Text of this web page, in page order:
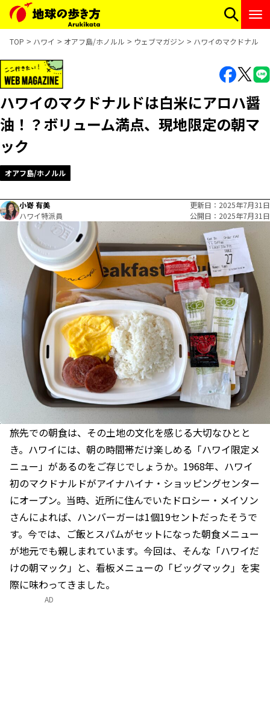
TOP ハワイ オアフ島/ホノルル ウェブマガジン ハワイのマクドナルド
ハワイのマクドナルドは白米にアロハ醤
油！？ボリューム満点、現地限定の朝マ
ック
オアフ島/ホノルル
小嵜 有美
ハワイ特派員
更新日
2025年7月31日
公開日
2025年7月31日
旅先での朝食は、その土地の文化を感じる大切なひとと
き。ハワイには、朝の時間帯だけ楽しめる「ハワイ限定メ
ニュー」があるのをご存じでしょうか。1968年、ハワイ
初のマクドナルドがアイナハイナ・ショッピングセンター
にオープン。当時、近所に住んでいたドロシー・メイソン
さんによれば、ハンバーガーは1個19セントだったそうで
す。今では、ご飯とスパムがセットになった朝食メニュー
が地元でも親しまれています。今回は、そんな「ハワイだ
けの朝マック」と、看板メニューの「ビッグマック」を実
際に味わってきました。
AD